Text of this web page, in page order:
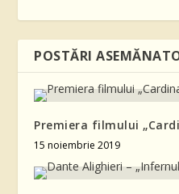
POSTĂRI
Premiera filmului
15 noiembrie 2019